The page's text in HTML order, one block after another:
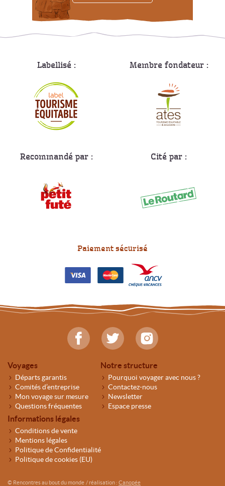
Labellisé : Membre fondateur :
Recommandé par : Cité par :
Paiement sécurisé
Voyages
Départs garantis
Comités d’entreprise
Mon voyage sur mesure
Questions fréquentes
Notre structure
Pourquoi voyager avec nous ?
Contactez-nous
Newsletter
Espace presse
Informations légales
Conditions de vente
Mentions légales
Politique de Confidentialité
Politique de cookies (EU)
© Rencontres au bout du monde / réalisation : Canopée